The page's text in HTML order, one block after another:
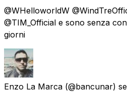
@WHelloworldW
@TIM_Official e sono senza
giorni
Enzo La Marca (@bancunar)